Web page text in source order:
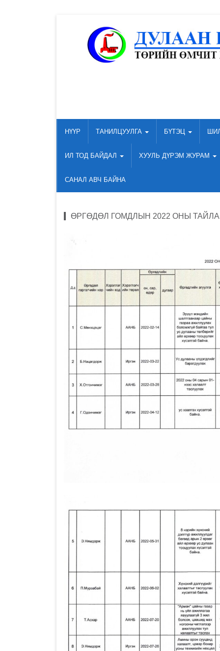
НҮҮР ТАНИЛЦУУЛГА БҮТЭЦ
ИЛ ТОД БАЙДАЛ ХУУЛЬ ДҮРЭМ ЖУРАМ
САНАЛ АВЧ БАЙНА
ӨРГӨДӨЛ ГОМДЛЫН 2022 ОНЫ